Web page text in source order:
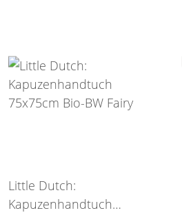
Little Dutch:
Kapuzenhandtuch